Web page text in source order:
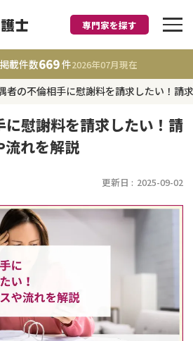
離婚に強い弁護士
都道府県を選択
事務所 669
更新日 :
DV
財産分与
専門家を探す
載件数669件2026年07月現在
者の不倫相手に慰謝料を請求したい！請
慰謝料を請求したい！請
流れを解説
更新日 : 2025-09-02